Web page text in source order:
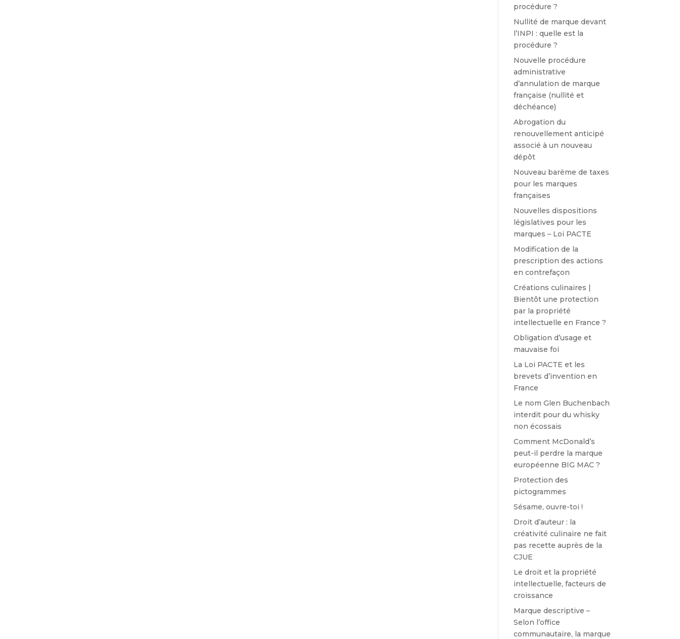
procédure ?
Nullité de marque devant
l’INPI : quelle est la
procédure ?
Nouvelle procédure
administrative
d’annulation de marque
française (nullité et
déchéance)
Abrogation du
renouvellement anticipé
associé à un nouveau
dépôt
Nouveau barème de taxes
pour les marques
françaises
Nouvelles dispositions
législatives pour les
marques – Loi PACTE
Modification de la
prescription des actions
en contrefaçon
Créations culinaires |
Bientôt une protection
par la propriété
intellectuelle en France ?
Obligation d’usage et
mauvaise foi
La Loi PACTE et les
brevets d’invention en
France
Le nom Glen Buchenbach
interdit pour du whisky
non écossais
Comment McDonald’s
peut-il perdre la marque
européenne BIG MAC ?
Protection des
pictogrammes
Sésame, ouvre-toi !
Droit d’auteur : la
créativité culinaire ne fait
pas recette auprès de la
CJUE
Le droit et la propriété
intellectuelle, facteurs de
croissance
Marque descriptive –
Selon l’office
communautaire, la marque